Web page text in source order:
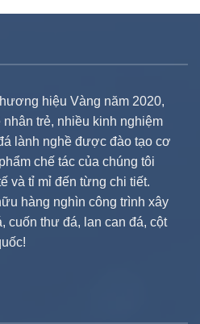
hiệu Vàng năm 2020,
trẻ, nhiều kinh nghiệm
lành nghề được đào tạo cơ
chế tác của chúng tôi
và tỉ mỉ đến từng chi tiết.
hàng nghìn công trình xây
cuốn thư đá, lan can đá, cột